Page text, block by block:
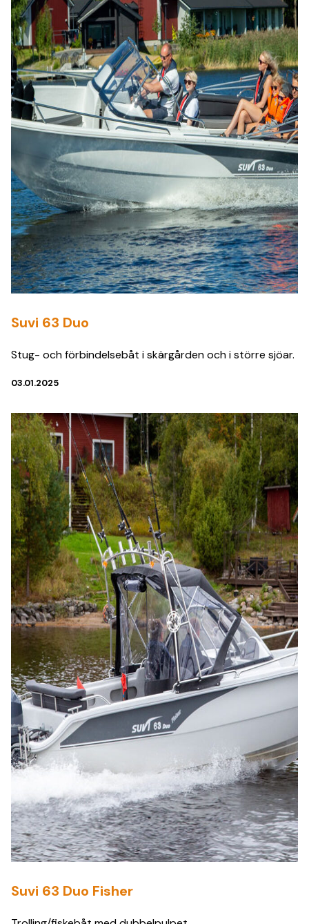
Suvi 63 Duo
Stug- och förbindelsebåt i skärgården och i större sjöar.
03.01.2025
Suvi 63 Duo Fisher